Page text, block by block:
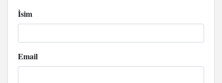
İsim
Email